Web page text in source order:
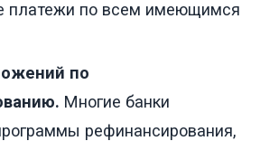
платежи по всем имеющимся
по
Многие банки
рефинансирования,